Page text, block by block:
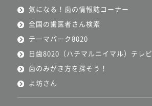
気になる！歯の情報誌コーナー
全国の歯医者さん検索
テーマパーク8020
日歯8020（ハチマルニイマル）テレビ
歯のみがき方を探そう！
よ坊さん